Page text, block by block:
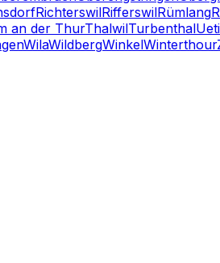
RichterswilRifferswilRümlang
an der ThurThalwilTurbenthal
WilaWildbergWinkelWinterthour